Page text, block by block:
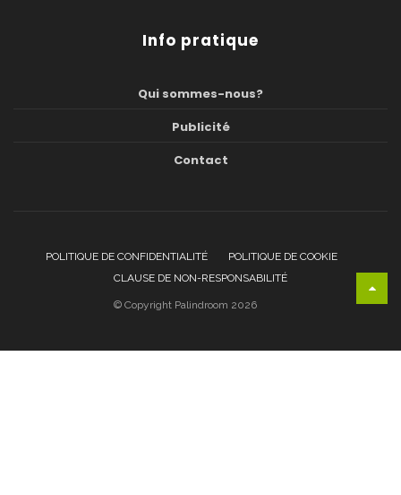
Info pratique
Qui sommes-nous?
Publicité
Contact
POLITIQUE DE CONFIDENTIALITÉ
POLITIQUE DE COOKIE
CLAUSE DE NON-RESPONSABILITÉ
© Copyright Palindroom 2026